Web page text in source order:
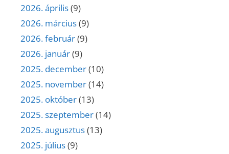
2026. április(9)
2026. március(9)
2026. február(9)
2026. január(9)
2025. december(10)
2025. november(14)
2025. október(13)
2025. szeptember(14)
2025. augusztus(13)
2025. július(9)